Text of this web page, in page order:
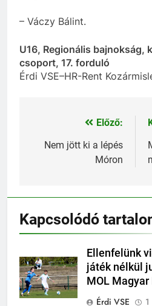
– Váczy Bálint.
U16, Regionális bajnokság,
csoport, 17. forduló
Érdi VSE–HR-Rent
Bejegyzés
navigáció
Előző:
Nem jött ki a lépés
Móron
Kapcsolódó
Ellenfelünk
játék nélkül
MOL Magyar
Érdi VSE